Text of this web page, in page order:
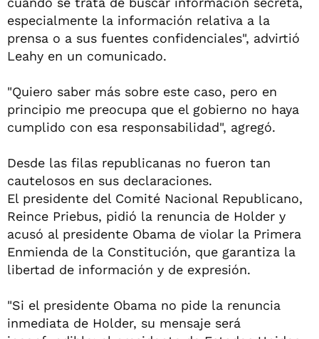
especialmente la información relativa a la
prensa o a sus fuentes confidenciales", advirtió
Leahy en un comunicado.
"Quiero saber más sobre este caso, pero en
principio me preocupa que el gobierno no haya
cumplido con esa responsabilidad", agregó.
Desde las filas republicanas no fueron tan
cautelosos en sus declaraciones.
El presidente del Comité Nacional Republicano,
Reince Priebus, pidió la renuncia de Holder y
acusó al presidente Obama de violar la Primera
Enmienda de la Constitución, que garantiza la
libertad de información y de expresión.
"Si el presidente Obama no pide la renuncia
inmediata de Holder, su mensaje será